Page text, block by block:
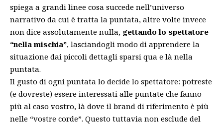
spiega a grandi linee cosa succede nell’universo
narrativo da cui è tratta la puntata, altre volte invece
non dice assolutamente nulla, gettando lo spettatore
“nella mischia”, lasciandogli modo di apprendere la
situazione dai piccoli dettagli sparsi qua e là nella
puntata.
Il gusto di ogni puntata lo decide lo spettatore: potreste
(e dovreste) essere interessati alle puntate che fanno
più al caso vostro, là dove il brand di riferimento è più
nelle “vostre corde”. Questo tuttavia non esclude del